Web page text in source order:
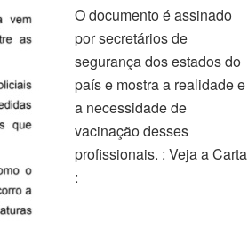
O documento é assinado
por secretários de
segurança dos estados do
país e mostra a realidade e
a necessidade de
vacinação desses
profissionais. : Veja a Carta
: